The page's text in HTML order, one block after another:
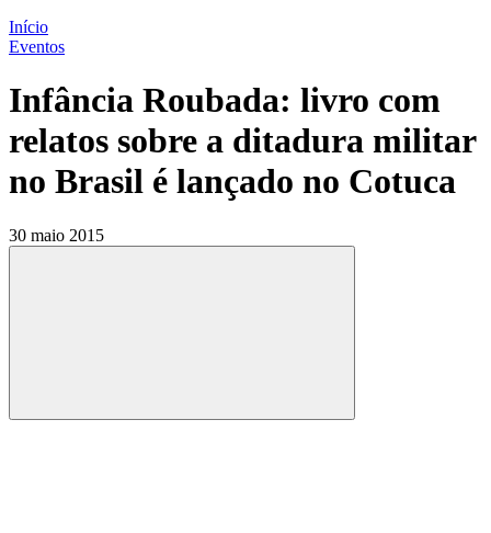
Início
Eventos
Infância Roubada: livro com
relatos sobre a ditadura militar
no Brasil é lançado no Cotuca
30 maio 2015
Compartilhar